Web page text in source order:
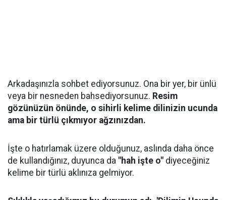
Arkadaşınızla sohbet ediyorsunuz. Ona bir yer, bir ünlü
veya bir nesneden bahsediyorsunuz. Resim
gözünüzün önünde, o sihirli kelime dilinizin ucunda
ama bir türlü çıkmıyor ağzınızdan.
İşte o hatırlamak üzere olduğunuz, aslında daha önce
de kullandığınız, duyunca da "hah işte o" diyeceğiniz
kelime bir türlü aklınıza gelmiyor.